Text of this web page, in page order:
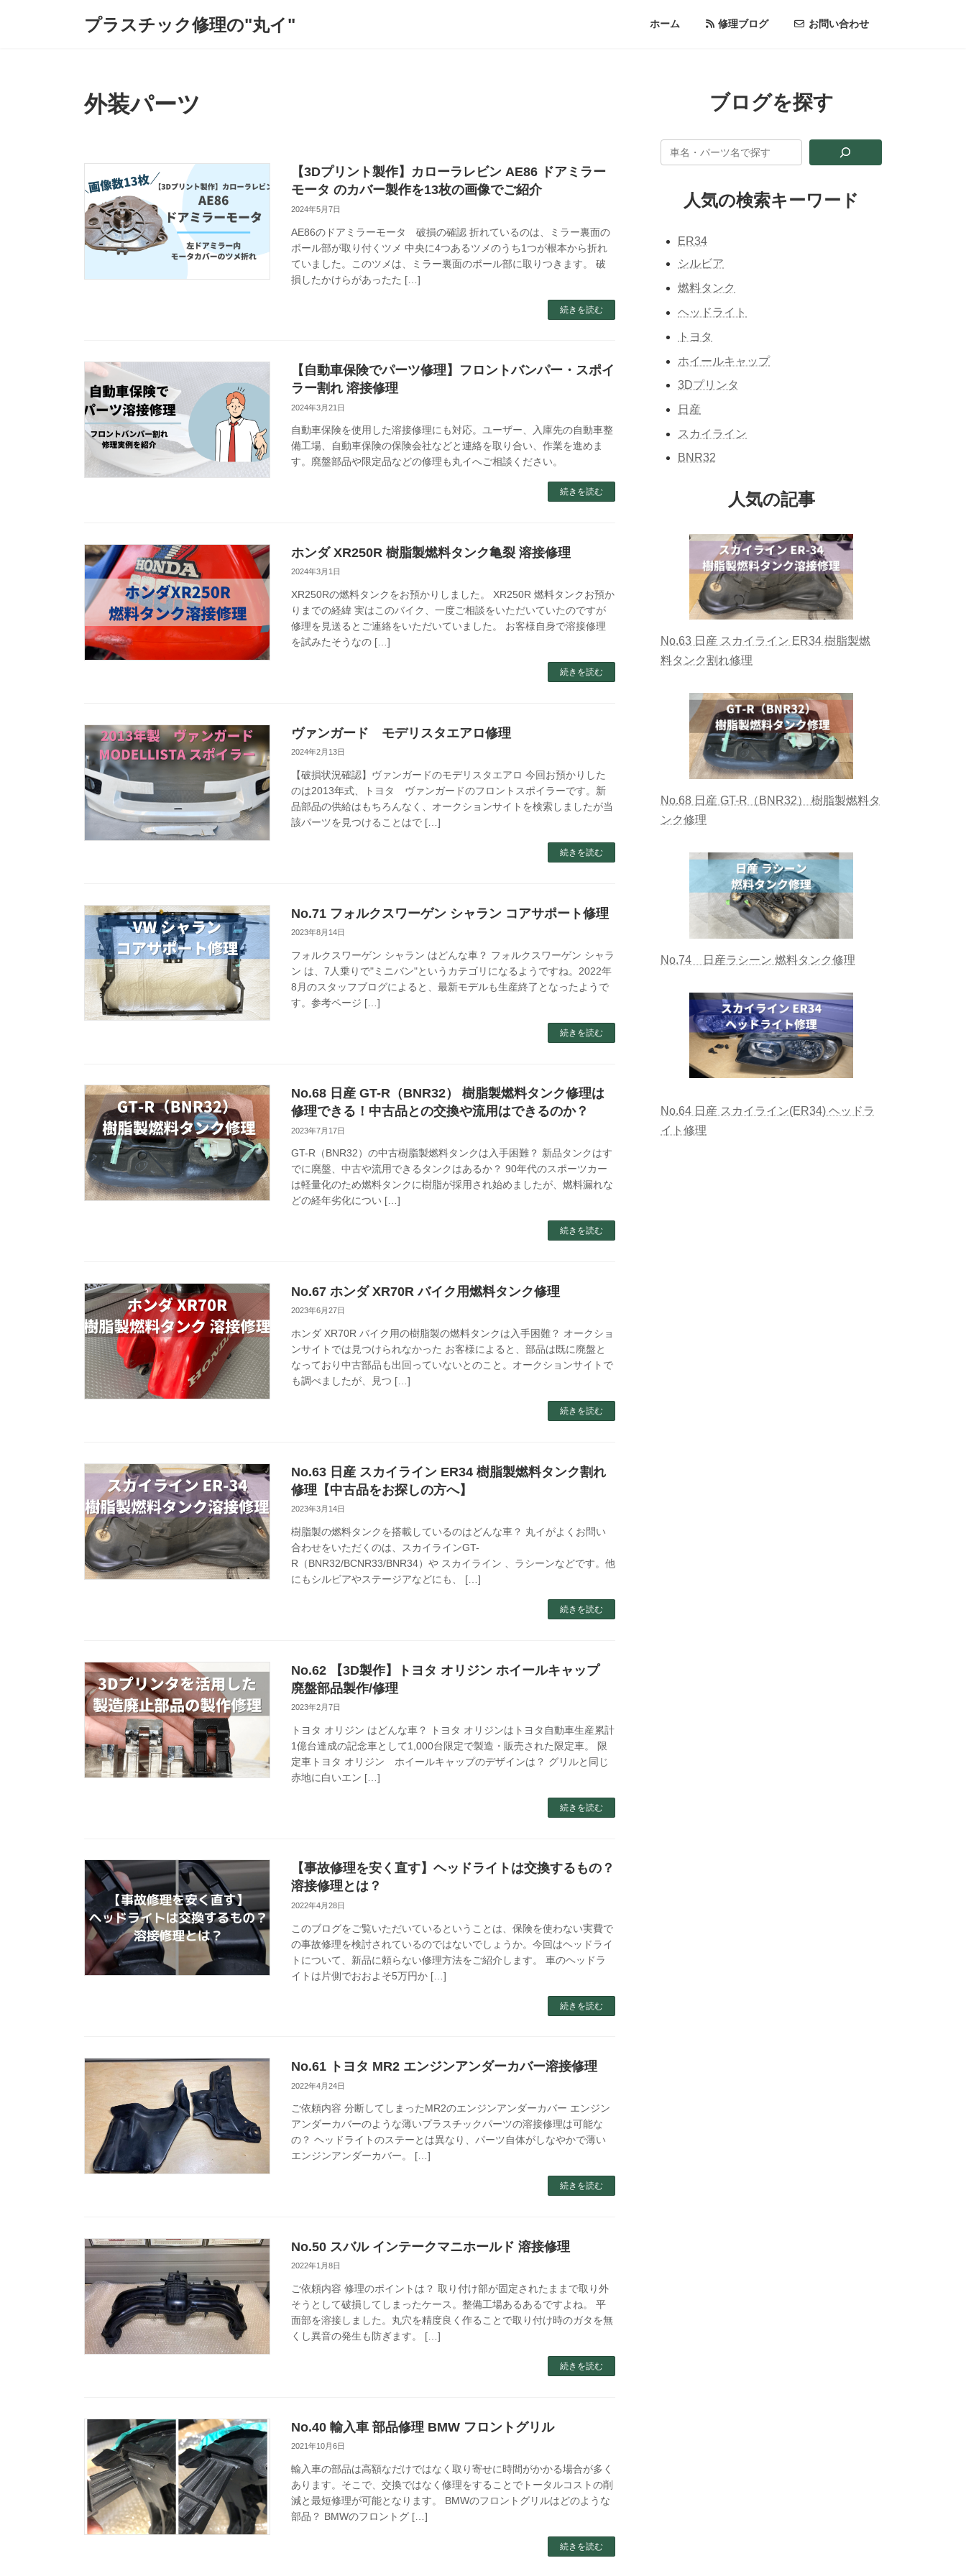
プラスチック修理の"丸イ" ホーム 修理ブログ お問い合わせ
外装パーツ
【3Dプリント製作】カローラレビン AE86 ドアミラー
モータ のカバー製作を13枚の画像でご紹介
2024年5月7日
AE86のドアミラーモータ 破損の確認 折れているのは、ミラー裏面の
ボール部が取り付くツメ 中央に4つあるツメのうち1つが根本から折れ
ていました。このツメは、ミラー裏面のボール部に取りつきます。 破
損したかけらがあったた […]
続きを読む
【自動車保険でパーツ修理】フロントバンパー・スポイ
ラー割れ 溶接修理
2024年3月21日
自動車保険を使用した溶接修理にも対応。ユーザー、入庫先の自動車整
備工場、自動車保険の保険会社などと連絡を取り合い、作業を進めま
す。廃盤部品や限定品などの修理も丸イへご相談ください。
続きを読む
ホンダ XR250R 樹脂製燃料タンク亀裂 溶接修理
2024年3月1日
XR250Rの燃料タンクをお預かりしました。 XR250R 燃料タンクお預か
りまでの経緯 実はこのバイク、一度ご相談をいただいていたのですが
修理を見送るとご連絡をいただいていました。 お客様自身で溶接修理
を試みたそうなの […]
続きを読む
ヴァンガード モデリスタエアロ修理
2024年2月13日
【破損状況確認】ヴァンガードのモデリスタエアロ 今回お預かりした
のは2013年式、トヨタ ヴァンガードのフロントスポイラーです。新
品部品の供給はもちろんなく、オークションサイトを検索しましたが当
該パーツを見つけることはで […]
続きを読む
No.71 フォルクスワーゲン シャラン コアサポート修理
2023年8月14日
フォルクスワーゲン シャラン はどんな車？ フォルクスワーゲン シャラ
ン は、7人乗りで"ミニバン"というカテゴリになるようですね。2022年
8月のスタッフブログによると、最新モデルも生産終了となったようで
す。参考ページ […]
続きを読む
No.68 日産 GT-R（BNR32） 樹脂製燃料タンク修理は
修理できる！中古品との交換や流用はできるのか？
2023年7月17日
GT-R（BNR32）の中古樹脂製燃料タンクは入手困難？ 新品タンクはす
でに廃盤、中古や流用できるタンクはあるか？ 90年代のスポーツカー
は軽量化のため燃料タンクに樹脂が採用され始めましたが、燃料漏れな
どの経年劣化につい […]
続きを読む
No.67 ホンダ XR70R バイク用燃料タンク修理
2023年6月27日
ホンダ XR70R バイク用の樹脂製の燃料タンクは入手困難？ オークショ
ンサイトでは見つけられなかった お客様によると、部品は既に廃盤と
なっており中古部品も出回っていないとのこと。オークションサイトで
も調べましたが、見つ […]
続きを読む
No.63 日産 スカイライン ER34 樹脂製燃料タンク割れ
修理【中古品をお探しの方へ】
2023年3月14日
樹脂製の燃料タンクを搭載しているのはどんな車？ 丸イがよくお問い
合わせをいただくのは、スカイラインGT-
R（BNR32/BCNR33/BNR34）や スカイライン 、ラシーンなどです。他
にもシルビアやステージアなどにも、 […]
続きを読む
No.62 【3D製作】トヨタ オリジン ホイールキャップ
廃盤部品製作/修理
2023年2月7日
トヨタ オリジン はどんな車？ トヨタ オリジンはトヨタ自動車生産累計
1億台達成の記念車として1,000台限定で製造・販売された限定車。 限
定車トヨタ オリジン ホイールキャップのデザインは？ グリルと同じ
赤地に白いエン […]
続きを読む
【事故修理を安く直す】ヘッドライトは交換するもの？
溶接修理とは？
2022年4月28日
このブログをご覧いただいているということは、保険を使わない実費で
の事故修理を検討されているのではないでしょうか。今回はヘッドライ
トについて、新品に頼らない修理方法をご紹介します。 車のヘッドラ
イトは片側でおおよそ5万円か […]
続きを読む
No.61 トヨタ MR2 エンジンアンダーカバー溶接修理
2022年4月24日
ご依頼内容 分断してしまったMR2のエンジンアンダーカバー エンジン
アンダーカバーのような薄いプラスチックパーツの溶接修理は可能な
の？ ヘッドライトのステーとは異なり、パーツ自体がしなやかで薄い
エンジンアンダーカバー。 […]
続きを読む
No.50 スバル インテークマニホールド 溶接修理
2022年1月8日
ご依頼内容 修理のポイントは？ 取り付け部が固定されたままで取り外
そうとして破損してしまったケース。整備工場あるあるですよね。 平
面部を溶接しました。丸穴を精度良く作ることで取り付け時のガタを無
くし異音の発生も防ぎます。 […]
続きを読む
No.40 輸入車 部品修理 BMW フロントグリル
2021年10月6日
輸入車の部品は高額なだけではなく取り寄せに時間がかかる場合が多く
あります。そこで、交換ではなく修理をすることでトータルコストの削
減と最短修理が可能となります。 BMWのフロントグリルはどのような
部品？ BMWのフロントグ […]
続きを読む
ブログを探す
人気の検索キーワード
ER34
シルビア
燃料タンク
ヘッドライト
トヨタ
ホイールキャップ
3Dプリンタ
日産
スカイライン
BNR32
人気の記事
No.63 日産 スカイライン ER34 樹脂製燃
料タンク割れ修理
No.68 日産 GT-R（BNR32） 樹脂製燃料タ
ンク修理
No.74 日産ラシーン 燃料タンク修理
No.64 日産 スカイライン(ER34) ヘッドラ
イト修理